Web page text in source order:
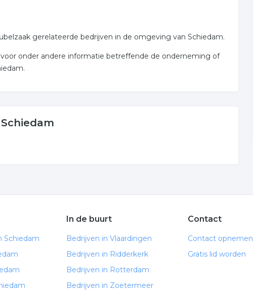
gerelateerde bedrijven in de omgeving van Schiedam.
onder andere informatie betreffende de onderneming of
Schiedam
In de buurt
Bedrijven in Vlaardingen
Bedrijven in Ridderkerk
Bedrijven in Rotterdam
Bedrijven in Zoetermeer
Contact
Contact opnemen
Gratis lid worden